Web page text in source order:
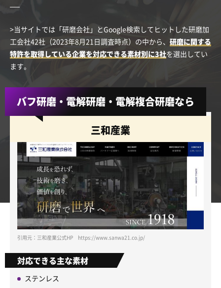
>当サイトでは「研磨会社」とGoogle検索してヒットした研磨加
工会社42社（2023年8月21日調査時点）の中から、 研磨に関する
特許を取得している企業を対応できる素材別に3社を選出してい
ます。
バフ研磨・電解研磨・電解複合研磨なら
三和産業
引用元：三和産業公式HP https://www.sanwa21.co.jp/
対応できる主な素材
ステンレス